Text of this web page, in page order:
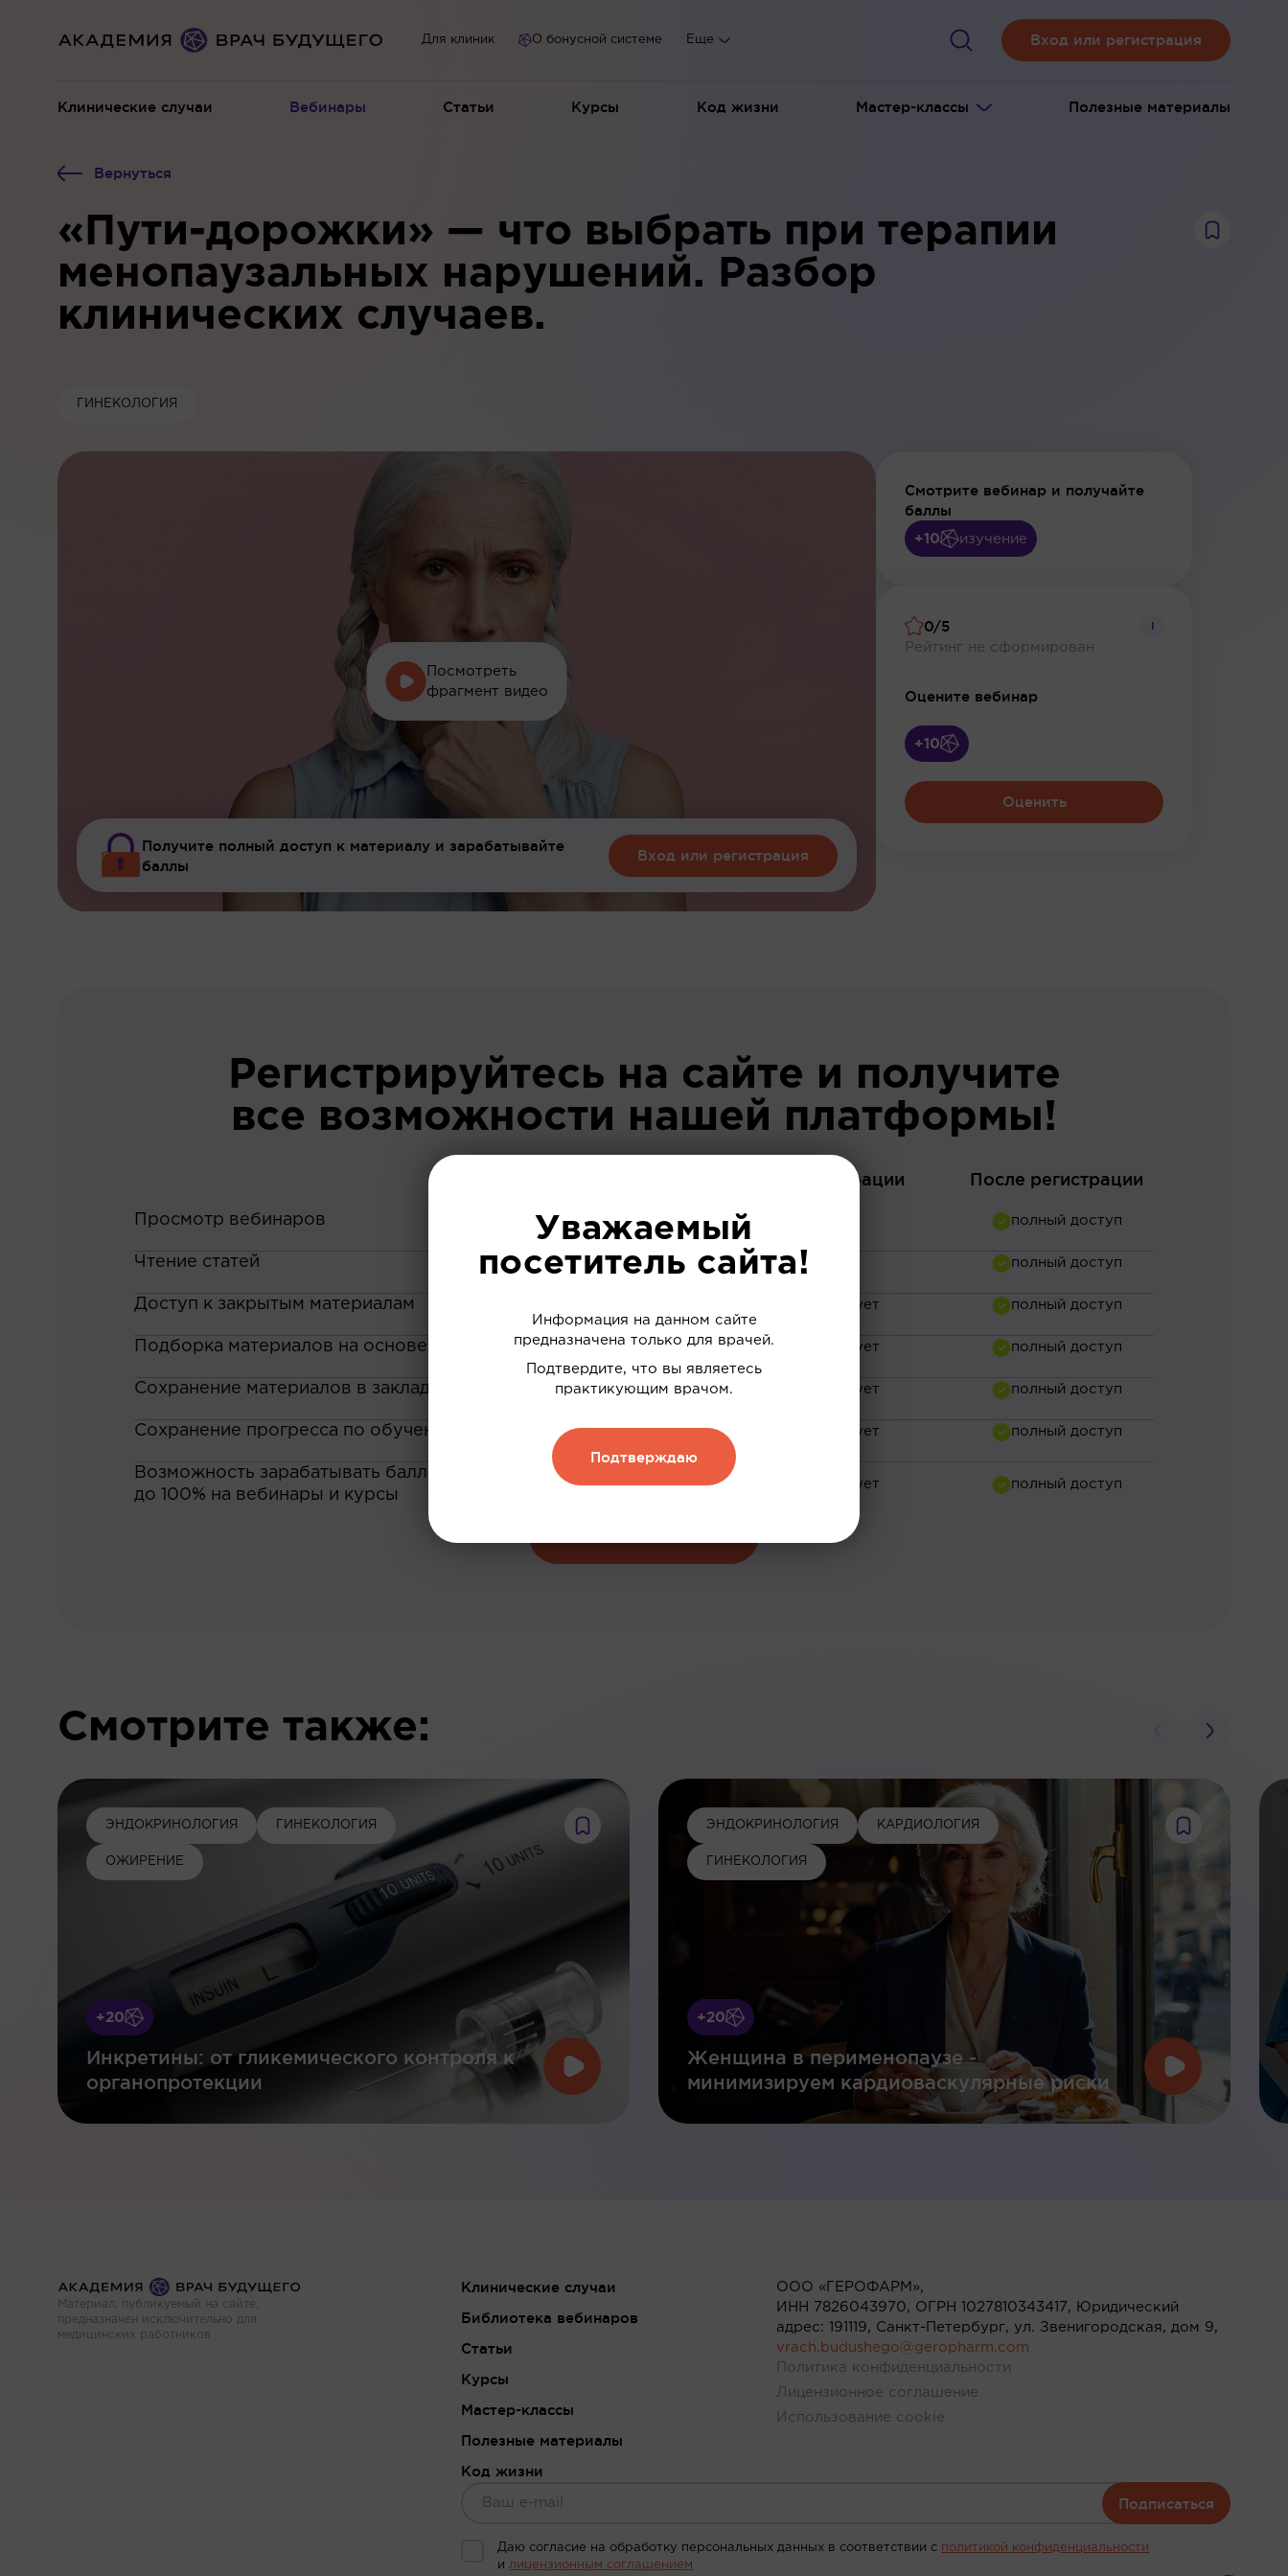
Вход или регистрация
Клинические случаи Вебинары Статьи Курсы Код жизни Мастер-классы Полезные материалы
Для клиник О бонусной системе Еще
Вернуться
«Пути-дорожки» — что выбрать при терапии
менопаузальных нарушений. Разбор
клинических случаев.
ГИНЕКОЛОГИЯ
Посмотреть
фрагмент видео
Получите полный доступ к материалу и зарабатывайте
баллы
Вход или регистрация
Смотрите вебинар и получайте
баллы
+10 изучение
0/5
Рейтинг не сформирован
i
Оцените вебинар
+10
Оценить
Регистрируйтесь на сайте и получите
все возможности нашей платформы!
До регистрации После регистрации
Просмотр вебинаров
Чтение статей
Доступ к закрытым материалам
Подборка материалов на основе ваших интересов
Сохранение материалов в закладки
Сохранение прогресса по обучению
Возможность зарабатывать баллы и обменивать их на скидку
до 100% на вебинары и курсы
Смотрите также:
ЭНДОКРИНОЛОГИЯ ГИНЕКОЛОГИЯ
ОЖИРЕНИЕ
+20
Инкретины: от гликемического контроля к
органопротекции
ЭНДОКРИНОЛОГИЯ КАРДИОЛОГИЯ
ГИНЕКОЛОГИЯ
+20
Женщина в перименопаузе -
минимизируем кардиоваскулярные риски
Материал, публикуемый на сайте,
предназначен исключительно для
медицинских работников
Клинические случаи
Библиотека вебинаров
Статьи
Курсы
Мастер-классы
Полезные материалы
Код жизни
ООО «ГЕРОФАРМ»,
ИНН 7826043970, ОГРН 1027810343417, Юридический
адрес: 191119, Санкт-Петербург, ул. Звенигородская, дом 9,
vrach.budushego@geropharm.com
Политика конфиденциальности
Лицензионное соглашение
Использование cookie
Подписаться
Даю согласие на обработку персональных данных в соответствии c политикой конфиденциальности
илицензионным соглашением
Уважаемый
посетитель сайта!
Информация на данном сайте
предназначена только для врачей.
Подтвердите, что вы являетесь
практикующим врачом.
Подтверждаю